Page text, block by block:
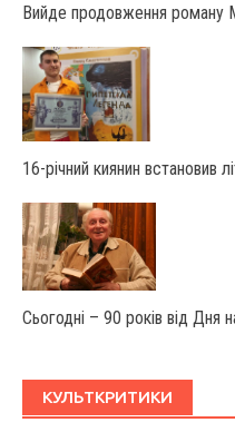
Вийде продовження роману
16-річний киянин встановив
Сьогодні – 90 років від
КУЛЬТКРИТИКИ